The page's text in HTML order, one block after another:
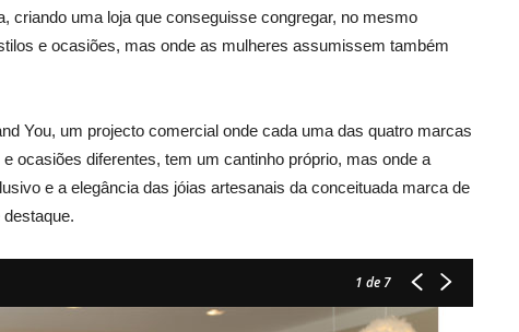
criando uma loja que conseguisse congregar, no mesmo
e ocasiões, mas onde as mulheres assumissem também
You, um projecto comercial onde cada uma das quatro marcas
ocasiões diferentes, tem um cantinho próprio, mas onde a
e a elegância das jóias artesanais da conceituada marca de
1 de 7